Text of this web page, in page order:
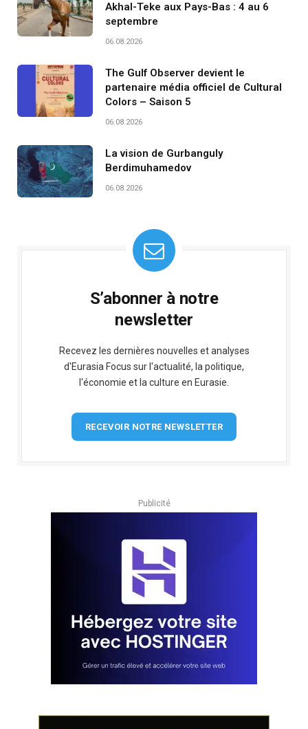
Akhal-Teke aux Pays-Bas : 4 au 6
septembre
06.08.2026
The Gulf Observer devient le
partenaire média officiel de Cultural
Colors – Saison 5
06.08.2026
La vision de Gurbanguly
Berdimuhamedov
06.08.2026
S’abonner à notre
newsletter
Recevez les dernières nouvelles et analyses
d'Eurasia Focus sur l'actualité, la politique,
l'économie et la culture en Eurasie.
RECEVOIR NOTRE NEWSLETTER
Publicité